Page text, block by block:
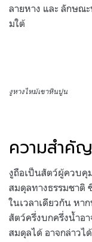
ลายหาง และ ลักษณ
มใต้
งูหางไหม้เขาหินปูน
ความสำคั
งูถือเป็นสัตว์ผู้ควบคุ
สมดุลทางธรรมชาติ
ในเวลาเดียวกัน หา
สัตว์ครึ่งบกครึ่งน้ำอ
สมดุลได้ อาจกล่าว